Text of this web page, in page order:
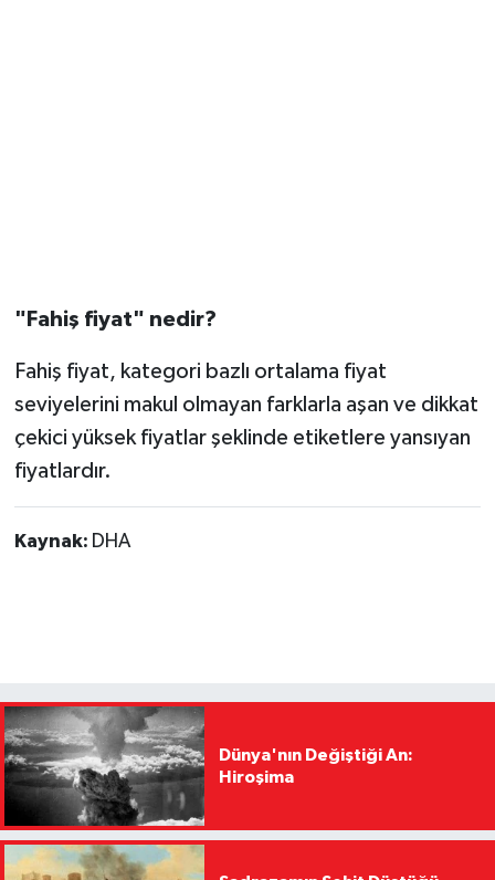
"Fahiş fiyat" nedir?
Fahiş fiyat, kategori bazlı ortalama fiyat
seviyelerini makul olmayan farklarla aşan ve dikkat
çekici yüksek fiyatlar şeklinde etiketlere yansıyan
fiyatlardır.
Kaynak: DHA
Dünya'nın Değiştiği An:
Hiroşima